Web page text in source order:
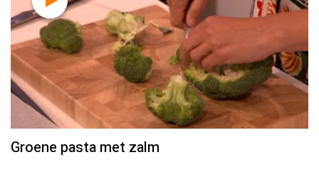
Groene pasta met zalm